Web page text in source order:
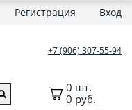
Регистрация Вход
+7 (906) 307-55-94
0 шт.
0 руб.